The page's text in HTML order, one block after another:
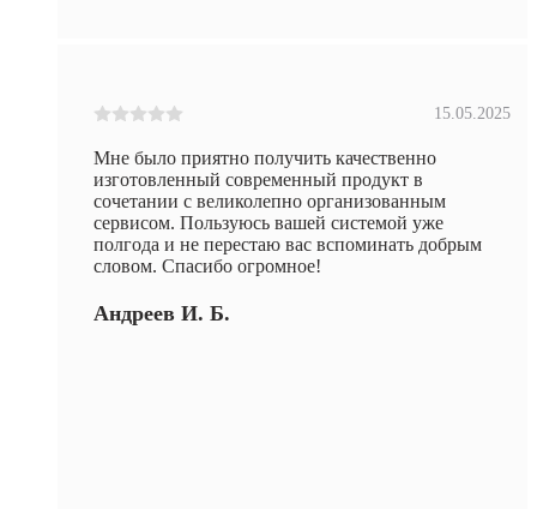
15.05.2025
Мне было приятно получить качественно
изготовленный современный продукт в
сочетании с великолепно организованным
сервисом. Пользуюсь вашей системой уже
полгода и не перестаю вас вспоминать добрым
словом. Спасибо огромное!
Андреев И. Б.